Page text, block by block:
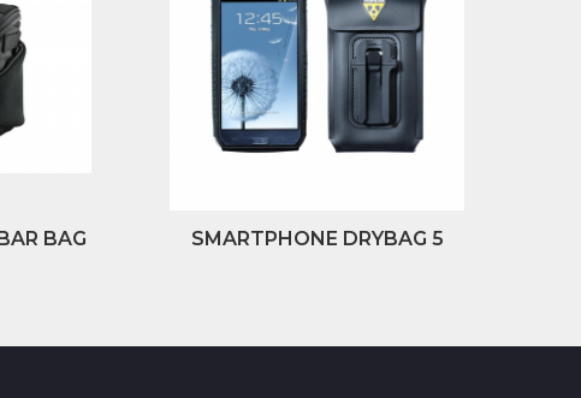
BAG SMARTPHONE DRYBAG 5